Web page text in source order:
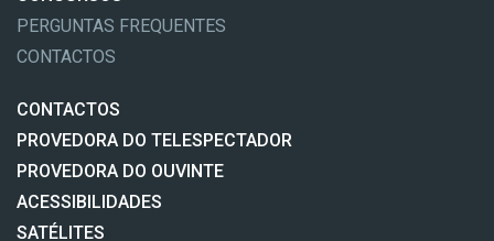
PERGUNTAS FREQUENTES
CONTACTOS
CONTACTOS
PROVEDORA DO TELESPECTADOR
PROVEDORA DO OUVINTE
ACESSIBILIDADES
SATÉLITES